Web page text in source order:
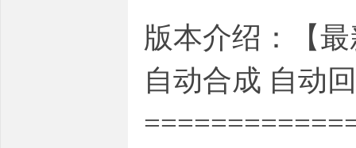
版本介绍：【
自动合成 自动